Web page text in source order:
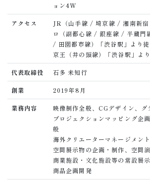
ョン4W
アクセス
JR（山手線 / 埼京線 / 湘南新宿
ロ（副都心線 / 銀座線 / 半蔵門
/ 田園都市線）「渋谷駅」より
京王（井の頭線）「渋谷駅」よ
代表取締役 石多 未知行
創業 2019年8月
業務内容
映像制作全般、CGデザイン、グ
プロジェクションマッピング企
般
海外クリエーターマネージメント
空間展示物の企画・制作、空間
商業施設・文化施設等の常設展
商品企画開発